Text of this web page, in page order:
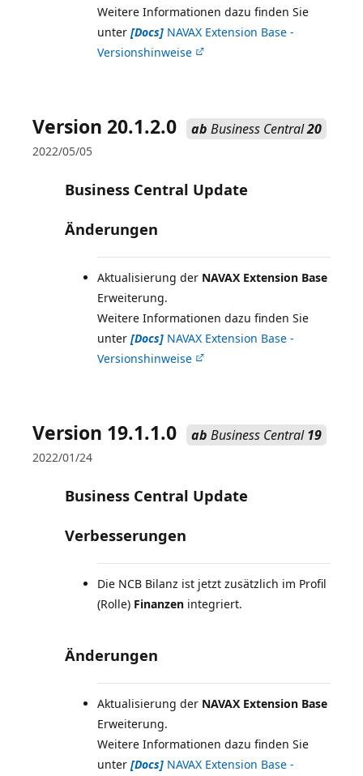
Weitere Informationen dazu finden Sie
unter [Docs] NAVAX Extension Base -
Versionshinweise
Version 20.1.2.0 ab Business Central20
2022/05/05
Business Central Update
Änderungen
Aktualisierung der NAVAX Extension Base
Erweiterung.
Weitere Informationen dazu finden Sie
unter [Docs] NAVAX Extension Base -
Versionshinweise
Version 19.1.1.0 ab Business Central19
2022/01/24
Business Central Update
Verbesserungen
Die NCB Bilanz ist jetzt zusätzlich im Profil
(Rolle) Finanzen integriert.
Änderungen
Aktualisierung der NAVAX Extension Base
Erweiterung.
Weitere Informationen dazu finden Sie
unter [Docs] NAVAX Extension Base -